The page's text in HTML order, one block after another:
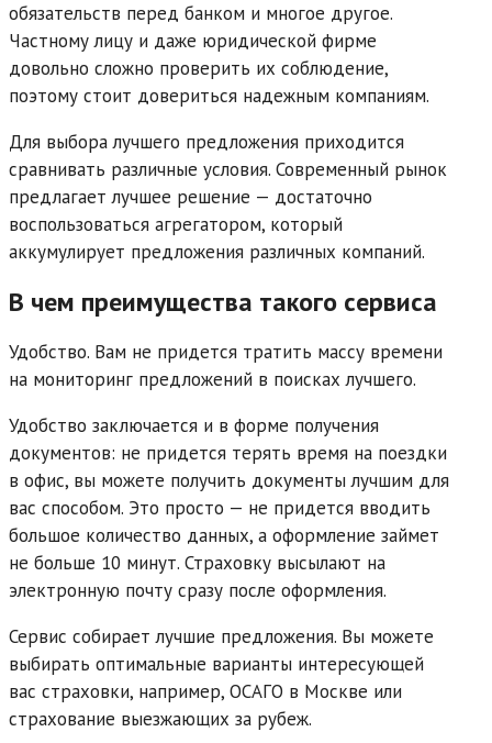
обязательств перед банком и многое другое.
Частному лицу и даже юридической фирме
довольно сложно проверить их соблюдение,
поэтому стоит довериться надежным компаниям.
Для выбора лучшего предложения приходится
сравнивать различные условия. Современный рынок
предлагает лучшее решение — достаточно
воспользоваться агрегатором, который
аккумулирует предложения различных компаний.
В чем преимущества такого сервиса
Удобство. Вам не придется тратить массу времени
на мониторинг предложений в поисках лучшего.
Удобство заключается и в форме получения
документов: не придется терять время на поездки
в офис, вы можете получить документы лучшим для
вас способом. Это просто — не придется вводить
большое количество данных, а оформление займет
не больше 10 минут. Страховку высылают на
электронную почту сразу после оформления.
Сервис собирает лучшие предложения. Вы можете
выбирать оптимальные варианты интересующей
вас страховки, например, ОСАГО в Москве или
страхование выезжающих за рубеж.